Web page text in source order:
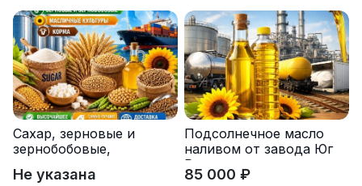
Сахар, зерновые и
зернобобовые,
корма
Не указана
Подсолнечное масло
наливом от завода Юг
Руси
85 000 ₽